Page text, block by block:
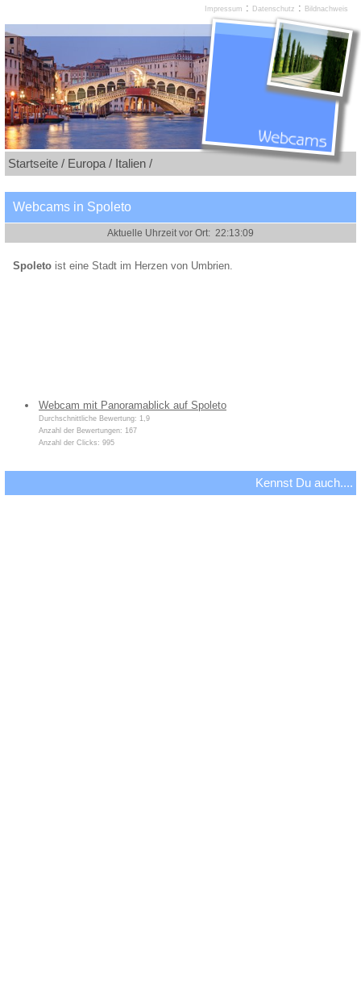
Startseite / Europa / Italien /
Webcams in Spoleto
Spoleto ist eine Stadt im Herzen von Umbrien.
Webcam mit Panoramablick auf Spoleto
Durchschnittliche Bewertung: 1,9
Anzahl der Bewertungen: 167
Anzahl der Clicks: 995
Kennst Du auch....
Impressum : Datenschutz : Bildnachweis